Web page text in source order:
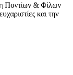
& Φίλων
και την